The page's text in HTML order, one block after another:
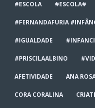
#ESCOLA #ESCOLA#
#FERNANDAFURIA
#IGUALDADE
#PRISCILAALBINO
AFETIVIDADE ANA
CORA CORALINA